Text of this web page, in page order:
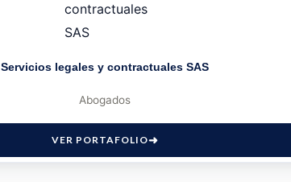
Servicios legales y contractuales SAS
Abogados
VER PORTAFOLIO